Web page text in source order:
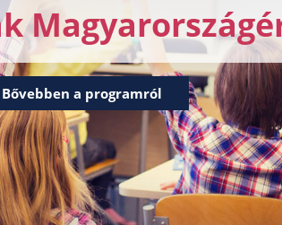
Bővebben a programról